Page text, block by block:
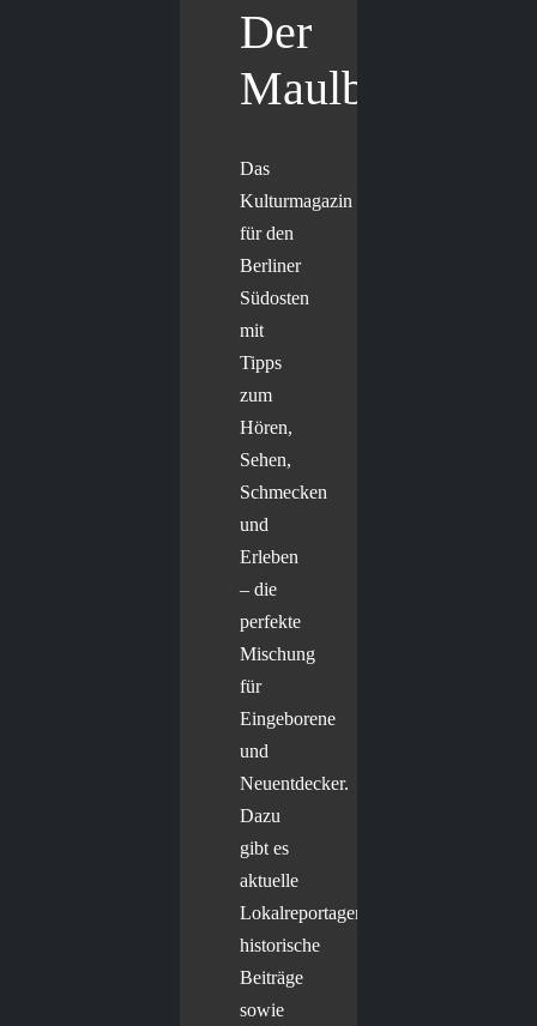
Der
Maulbär
Das
Kulturmagazin
für den
Berliner
Südosten
mit
Tipps
zum
Hören,
Sehen,
Schmecken
und
Erleben
– die
perfekte
Mischung
für
Eingeborene
und
Neuentdecker.
Dazu
gibt es
aktuelle
Lokalreportagen,
historische
Beiträge
sowie